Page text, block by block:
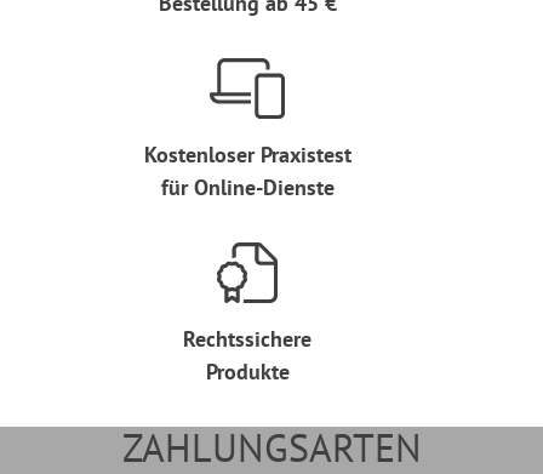
Kostenloser Praxistest
für Online-Dienste
Rechtssichere
Produkte
ZAHLUNGSARTEN